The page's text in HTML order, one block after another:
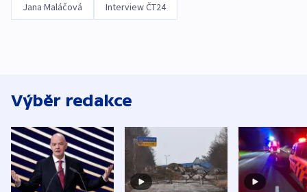
Jana Maláčová Interview ČT24
Výběr redakce